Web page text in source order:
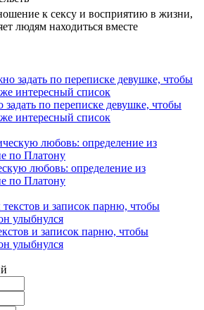
к сексу и восприятию в жизни,
людям находиться вместе
по переписке девушке, чтобы
интересный список
любовь: определение из
по Платону
и записок парню, чтобы
улыбнулся